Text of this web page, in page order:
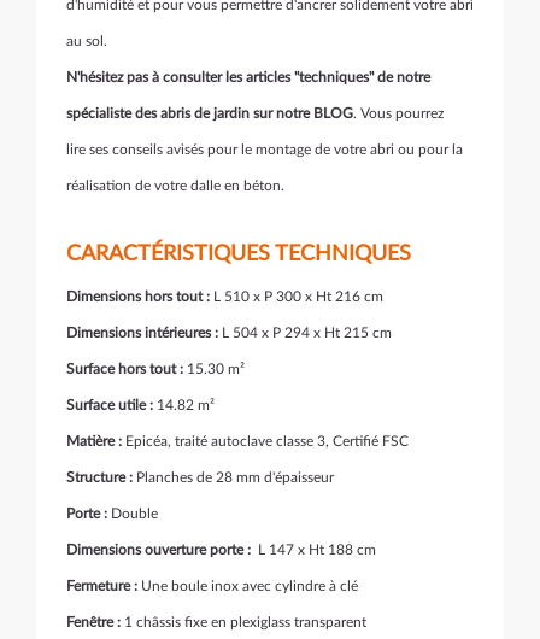
d'humidité et pour vous permettre d'ancrer solidement votre abri
au sol.
N'hésitez pas à consulter les articles "techniques" de notre
spécialiste des abris de jardin sur notre BLOG. Vous pourrez
lire ses conseils avisés pour le montage de votre abri ou pour la
réalisation de votre dalle en béton.
CARACTÉRISTIQUES TECHNIQUES
Dimensions hors tout : L 510 x P 300 x Ht 216 cm
Dimensions intérieures : L 504 x P 294 x Ht 215 cm
Surface hors tout : 15.30 m²
Surface utile : 14.82 m²
Matière : Epicéa, traité autoclave classe 3, Certifié FSC
Structure : Planches de 28 mm d'épaisseur
Porte : Double
Dimensions ouverture porte : L 147 x Ht 188 cm
Fermeture : Une boule inox avec cylindre à clé
Fenêtre : 1 châssis fixe en plexiglass transparent